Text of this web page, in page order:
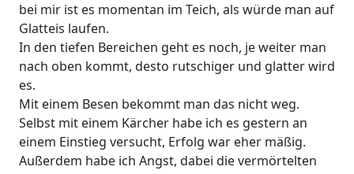
bei mir ist es momentan im Teich, als würde man auf
Glatteis laufen.
In den tiefen Bereichen geht es noch, je weiter man
nach oben kommt, desto rutschiger und glatter wird
es.
Mit einem Besen bekommt man das nicht weg.
Selbst mit einem Kärcher habe ich es gestern an
einem Einstieg versucht, Erfolg war eher mäßig.
Außerdem habe ich Angst, dabei die vermörtelten